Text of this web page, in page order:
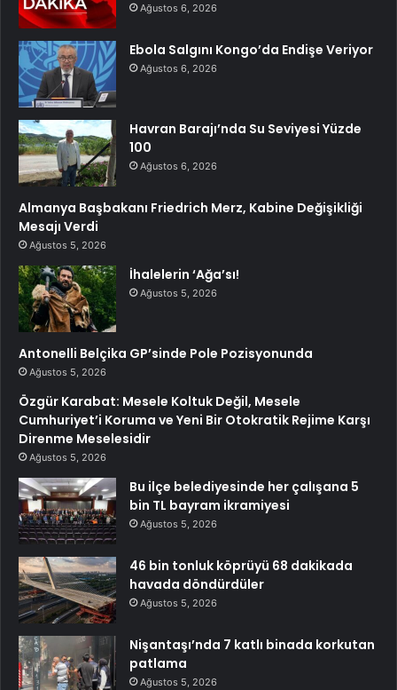
Ağustos 6, 2026
Ebola Salgını Kongo’da Endişe Veriyor
Ağustos 6, 2026
Havran Barajı’nda Su Seviyesi Yüzde
100
Ağustos 6, 2026
Almanya Başbakanı Friedrich Merz, Kabine Değişikliği
Mesajı Verdi
Ağustos 5, 2026
İhalelerin ‘Ağa’sı!
Ağustos 5, 2026
Antonelli Belçika GP’sinde Pole Pozisyonunda
Ağustos 5, 2026
Özgür Karabat: Mesele Koltuk Değil, Mesele
Cumhuriyet’i Koruma ve Yeni Bir Otokratik Rejime Karşı
Direnme Meselesidir
Ağustos 5, 2026
Bu ilçe belediyesinde her çalışana 5
bin TL bayram ikramiyesi
Ağustos 5, 2026
46 bin tonluk köprüyü 68 dakikada
havada döndürdüler
Ağustos 5, 2026
Nişantaşı’nda 7 katlı binada korkutan
patlama
Ağustos 5, 2026